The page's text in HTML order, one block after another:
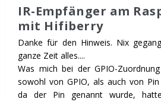
IR-Empfänger am
mit Hifiberry
Danke für den Hinweis. Nix
ganze Zeit alles....
Was mich bei der GPIO-
sowohl von GPIO, als auch von
da der Pin genannt wurde,